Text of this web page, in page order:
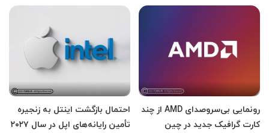
رونمایی بی‌سروصدای AMD از چند
کارت گرافیک جدید در چین
احتمال بازگشت اینتل به زنجیره
تأمین رایانه‌های اپل در سال ۲۰۲۷